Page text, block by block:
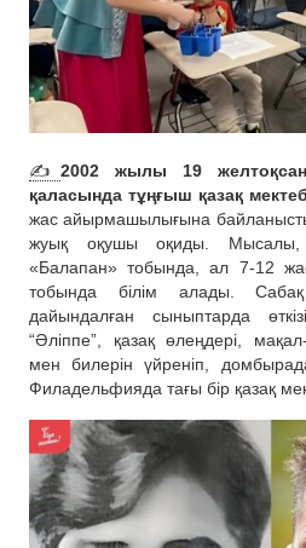
✍️ 2002 жылы 19
қаласында тұңғыш қазақ
жас айырмашылығына
жуық оқушы оқиды. Мысалы,
«Балапан» тобында, ал 7-12
тобында білім алады.
дайындалған сыныптарда
“Әліппе”, қазақ өлеңдері,
мен билерін үйреніп,
Филадельфияда тағы бір қазақ